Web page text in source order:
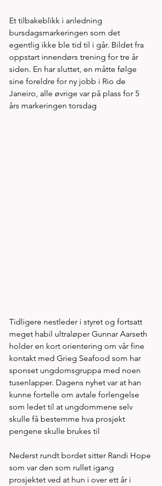
Et tilbakeblikk i anledning
bursdagsmarkeringen som det
egentlig ikke ble tid til i går. Bildet fra
oppstart innendørs trening for tre år
siden. En har sluttet, en måtte følge
sine foreldre for ny jobb i Rio de
Janeiro, alle øvrige var på plass for 5
års markeringen torsdag
Tidligere nestleder i styret og fortsatt
meget habil ultraløper Gunnar Aarseth
holder en kort orientering om vår fine
kontakt med Grieg Seafood som har
sponset ungdomsgruppa med noen
tusenlapper. Dagens nyhet var at han
kunne fortelle om avtale forlengelse
som ledet til at ungdommene selv
skulle få bestemme hva prosjekt
pengene skulle brukes til
Nederst rundt bordet sitter Randi Hope
som var den som rullet igang
prosjektet ved at hun i over ett år i